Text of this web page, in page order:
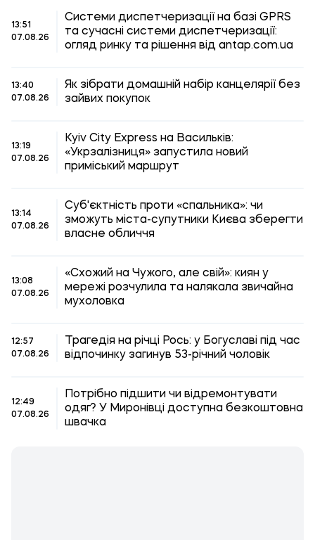
13:51
07.08.26
Системи диспетчеризації на базі GPRS
та сучасні системи диспетчеризації:
огляд ринку та рішення від antap.com.ua
13:40
07.08.26
Як зібрати домашній набір канцелярії без
зайвих покупок
13:19
07.08.26
Kyiv City Express на Васильків:
«Укрзалізниця» запустила новий
приміський маршрут
13:14
07.08.26
Суб'єктність проти «спальника»: чи
зможуть міста-супутники Києва зберегти
власне обличчя
13:08
07.08.26
«Схожий на Чужого, але свій»: киян у
мережі розчулила та налякала звичайна
мухоловка
12:57
07.08.26
Трагедія на річці Рось: у Богуславі під час
відпочинку загинув 53-річний чоловік
12:49
07.08.26
Потрібно підшити чи відремонтувати
одяг? У Миронівці доступна безкоштовна
швачка